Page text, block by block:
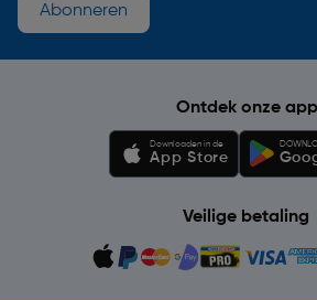
Abonneren
Ontdek onze app
Downloaden in de
App Store
Veilige betaling